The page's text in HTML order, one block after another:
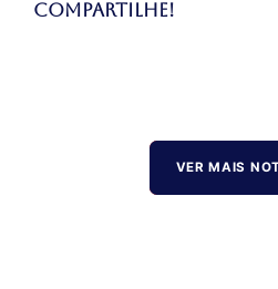
Compartilhe!
VER MAIS